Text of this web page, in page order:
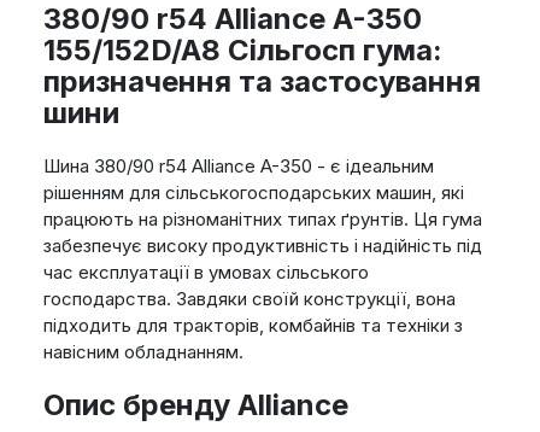
380/90 r54 Alliance A-350
155/152D/A8 Сільгосп гума:
призначення та застосування
шини
Шина 380/90 r54 Alliance A-350 - є ідеальним
рішенням для сільськогосподарських машин, які
працюють на різноманітних типах ґрунтів. Ця гума
забезпечує високу продуктивність і надійність під
час експлуатації в умовах сільського
господарства. Завдяки своїй конструкції, вона
підходить для тракторів, комбайнів та техніки з
навісним обладнанням.
Опис бренду Alliance